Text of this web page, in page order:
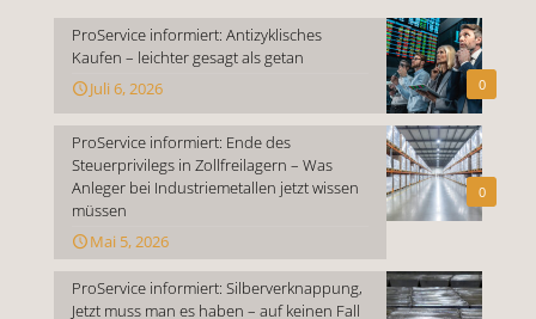
0
ProService informiert: Antizyklisches
Kaufen – leichter gesagt als getan
Juli 6, 2026
0
ProService informiert: Ende des
Steuerprivilegs in Zollfreilagern – Was
Anleger bei Industriemetallen jetzt wissen
müssen
Mai 5, 2026
ProService informiert: Silberverknappung,
Jetzt muss man es haben – auf keinen Fall